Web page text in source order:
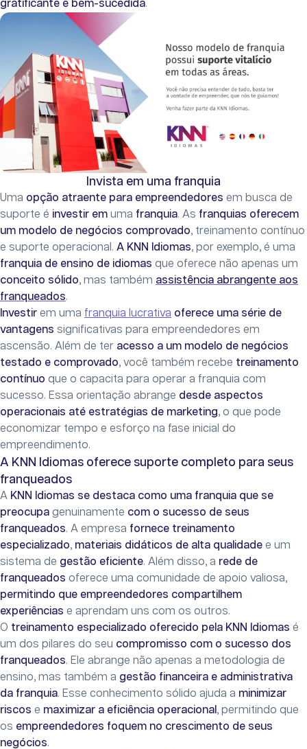
gratificante e bem-sucedida.
Invista em uma franquia
Uma opção atraente para empreendedores em busca de
suporte é investir em uma franquia. As franquias oferecem
um modelo de negócios comprovado, treinamento contínuo
e suporte operacional. A KNN Idiomas, por exemplo, é uma
franquia de ensino de idiomas que oferece não apenas um
conceito sólido, mas também assistência abrangente aos
franqueados.
Investir em uma franquia lucrativa oferece uma série de
vantagens significativas para empreendedores em
ascensão. Além de ter acesso a um modelo de negócios
testado e comprovado, você também recebe treinamento
contínuo que o capacita para operar a franquia com
sucesso. Essa orientação abrange desde aspectos
operacionais até estratégias de marketing, o que pode
economizar tempo e esforço na fase inicial do
empreendimento.
A KNN Idiomas oferece suporte completo para seus
franqueados
A KNN Idiomas se destaca como uma franquia que se
preocupa genuinamente com o sucesso de seus
franqueados. A empresa fornece treinamento
especializado, materiais didáticos de alta qualidade e um
sistema de gestão eficiente. Além disso, a rede de
franqueados oferece uma comunidade de apoio valiosa,
permitindo que empreendedores compartilhem
experiências e aprendam uns com os outros.
O treinamento especializado oferecido pela KNN Idiomas é
um dos pilares do seu compromisso com o sucesso dos
franqueados. Ele abrange não apenas a metodologia de
ensino, mas também a gestão financeira e administrativa
da franquia. Esse conhecimento sólido ajuda a minimizar
riscos e maximizar a eficiência operacional, permitindo que
os empreendedores foquem no crescimento de seus
negócios.